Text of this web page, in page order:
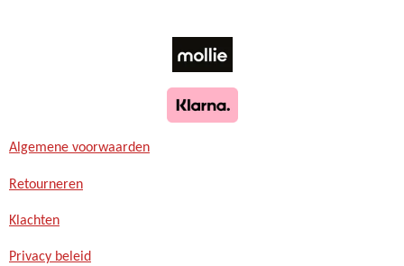
Algemene voorwaarden
Retourneren
Klachten
Privacy beleid